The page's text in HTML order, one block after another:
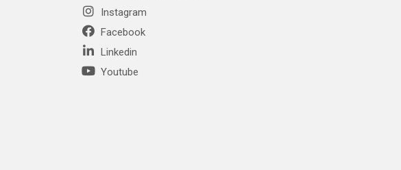
Instagram
Facebook
Linkedin
Youtube